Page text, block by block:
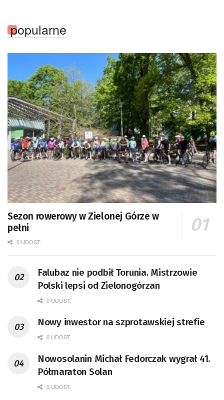
popularne
Sezon rowerowy w Zielonej Górze w
pełni
0 UDOST.
Falubaz nie podbił Torunia. Mistrzowie
Polski lepsi od Zielonogórzan
0 UDOST.
Nowy inwestor na szprotawskiej strefie
0 UDOST.
Nowosolanin Michał Fedorczak wygrał 41.
Półmaraton Solan
0 UDOST.